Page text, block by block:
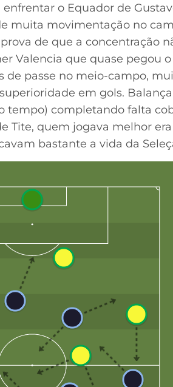
o Equador de
muita movimentação no
de que a concentração
Valencia que quase pegou
de passe no meio-campo,
em gols.
tempo) completando falta
Tite, quem jogava melhor
bastante a vida da